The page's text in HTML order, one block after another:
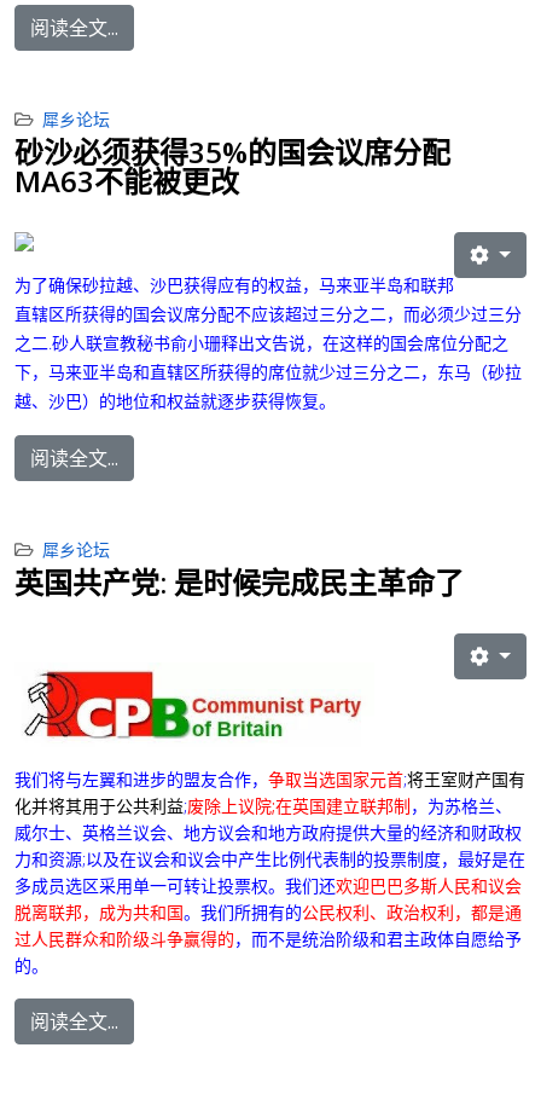
阅读全文...
犀乡论坛
砂沙必须获得35%的国会议席分配
MA63不能被更改
为了确保砂拉越、沙巴获得应有的权益，马来亚半岛和联邦
直辖区所获得的国会议席分配不应该超过三分之二，而必须少过三分
之二.砂人联宣教秘书俞小珊释出文告说，在这样的国会席位分配之
下，马来亚半岛和直辖区所获得的席位就少过三分之二，东马（砂拉
越、沙巴）的地位和权益就逐步获得恢复。
阅读全文...
犀乡论坛
英国共产党: 是时候完成民主革命了
我们将与左翼和进步的盟友合作， 争取当选国家元首;将王室财产国有
化并将其用于公共利益;废除上议院;在英国建立联邦制，为苏格兰、
威尔士、英格兰议会、地方议会和地方政府提供大量的经济和财政权
力和资源;以及在议会和议会中产生比例代表制的投票制度，最好是在
多成员选区采用单一可转让投票权。我们还欢迎巴巴多斯人民和议会
脱离联邦，成为共和国。 我们所拥有的公民权利、政治权利，都是通
过人民群众和阶级斗争赢得的，而不是统治阶级和君主政体自愿给予
的。
阅读全文...